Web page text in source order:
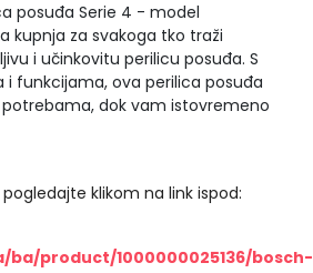
posuđa Serie 4 - model
kupnja za svakoga tko traži
i učinkovitu perilicu posuđa. S
funkcijama, ova perilica posuđa
dok vam istovremeno
klikom na link ispod:
product/1000000025136/bosch-